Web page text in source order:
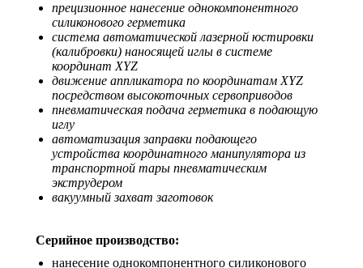
прецизионное нанесение однокомпонентного
силиконового герметика
система автоматической лазерной юстировки
(калибровки) наносящей иглы в системе
координат XYZ
движение аппликатора по координатам XYZ
посредством высокоточных сервоприводов
пневматическая подача герметика в подающую
иглу
автоматизация заправки подающего
устройства координатного манипулятора из
транспортной тары пневматическим
экструдером
вакуумный захват заготовок
Серийное производство:
нанесение однокомпонентного силиконового